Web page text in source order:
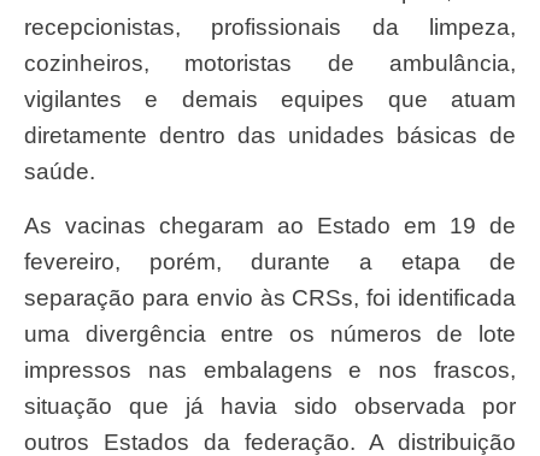
recepcionistas, profissionais da limpeza,
cozinheiros, motoristas de ambulância,
vigilantes e demais equipes que atuam
diretamente dentro das unidades básicas de
saúde.
As vacinas chegaram ao Estado em 19 de
fevereiro, porém, durante a etapa de
separação para envio às CRSs, foi identificada
uma divergência entre os números de lote
impressos nas embalagens e nos frascos,
situação que já havia sido observada por
outros Estados da federação. A distribuição